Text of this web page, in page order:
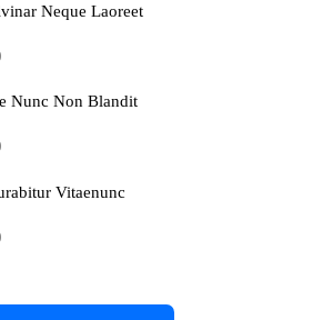
Neque Laoreet
Nunc Non Blandit
Vitaenunc